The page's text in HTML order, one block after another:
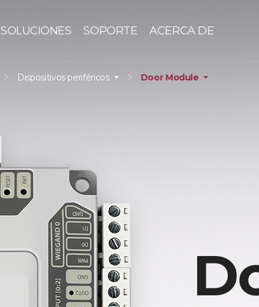
SOLUCIONES SOPORTE ACERCA DE
Dispositivos periféricos Door Module